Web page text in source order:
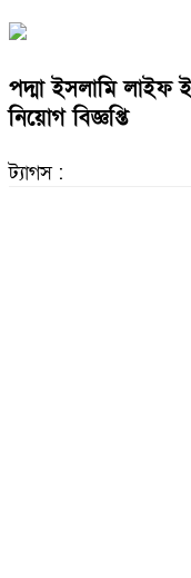
পদ্মা ইসলামি লাইফ
নিয়োগ বিজ্ঞপ্তি
ট্যাগস :